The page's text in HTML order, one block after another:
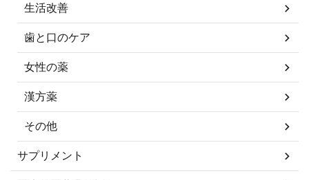
生活改善
歯と口のケア
女性の薬
漢方薬
その他
サプリメント